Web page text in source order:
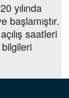
yılında
saatleri